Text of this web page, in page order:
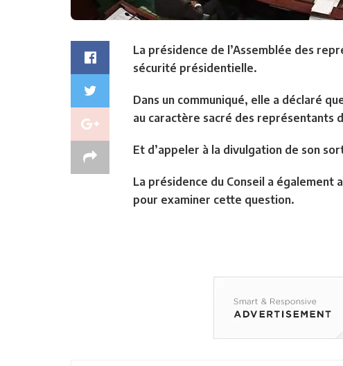
La présidence de l’Assemblée des
sécurité présidentielle.
Dans un communiqué, elle a déclaré
au caractère sacré des représentants
Et d’appeler à la divulgation de son
La présidence du Conseil a également
pour examiner cette question.